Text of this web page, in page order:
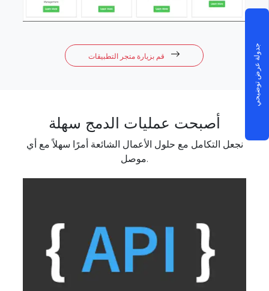
أصبحت عمليات الدمج سهلة
نجعل التكامل مع حلول الأعمال الشائعة أمرًا سهلاً مع أي
موصل.
جدولة عرض توضيحي